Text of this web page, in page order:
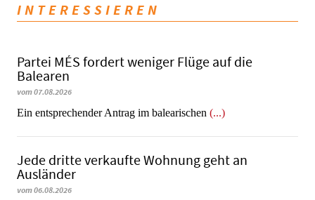
INTERESSIEREN
Partei MÉS fordert weniger Flüge auf die
Balearen
vom 07.08.2026
Ein entsprechender Antrag im balearischen (...)
Jede dritte verkaufte Wohnung geht an
Ausländer
vom 06.08.2026